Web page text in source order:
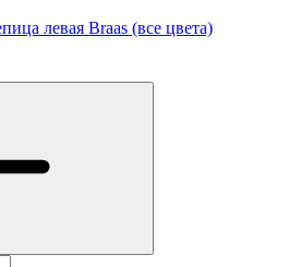
левая Braas (все цвета)